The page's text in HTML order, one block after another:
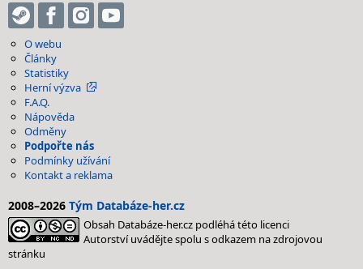
O webu
Články
Statistiky
Herní výzva
F.A.Q.
Nápověda
Odměny
Podpořte nás
Podmínky užívání
Kontakt a reklama
2008–2026 Tým Databáze-her.cz
Obsah Databáze-her.cz podléhá této licenci
Autorství uvádějte spolu s odkazem na zdrojovou
stránku